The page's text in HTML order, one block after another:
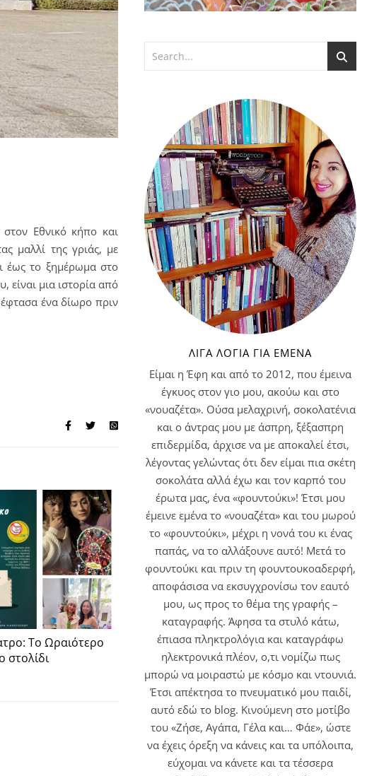
Εθνικό κήπο και
μαλλί της γριάς, με
έως το ξημέρωμα στο
είναι μια ιστορία από
ένα δίωρο πριν
Το Ωραιότερο
στολίδι
ΛΊΓΑ ΛΌΓΙΑ ΓΙΑ ΕΜΈΝΑ
Είμαι η Έφη και από το 2012, που έμεινα
έγκυος στον γιο μου, ακούω και στο
«νουαζέτα». Ούσα μελαχρινή, σοκολατένια
και ο άντρας μου με άσπρη, ξέξασπρη
επιδερμίδα, άρχισε να με αποκαλεί έτσι,
λέγοντας γελώντας ότι δεν είμαι πια σκέτη
σοκολάτα αλλά έχω και τον καρπό του
έρωτα μας, ένα «φουντούκι»! Έτσι μου
έμεινε εμένα το «νουαζέτα» και του μωρού
το «φουντούκι», μέχρι η νονά του κι ένας
παπάς, να το αλλάξουνε αυτό! Μετά το
φουντούκι και πριν τη φουντουκοαδερφή,
αποφάσισα να εκσυγχρονίσω τον εαυτό
μου, ως προς το θέμα της γραφής –
καταγραφής. Άφησα τα στυλό κάτω,
έπιασα πληκτρολόγια και καταγράφω
ηλεκτρονικά πλέον, ο,τι νομίζω πως
μπορώ να μοιραστώ με κόσμο και ντουνιά.
Έτσι απέκτησα το πνευματικό μου παιδί,
αυτό εδώ το blog. Κινούμενη στο μοτίβο
του «Ζήσε, Αγάπα, Γέλα και… Φάε», ώστε
να έχεις όρεξη να κάνεις και τα υπόλοιπα,
εύχομαι να κάνετε και τα τέσσερα